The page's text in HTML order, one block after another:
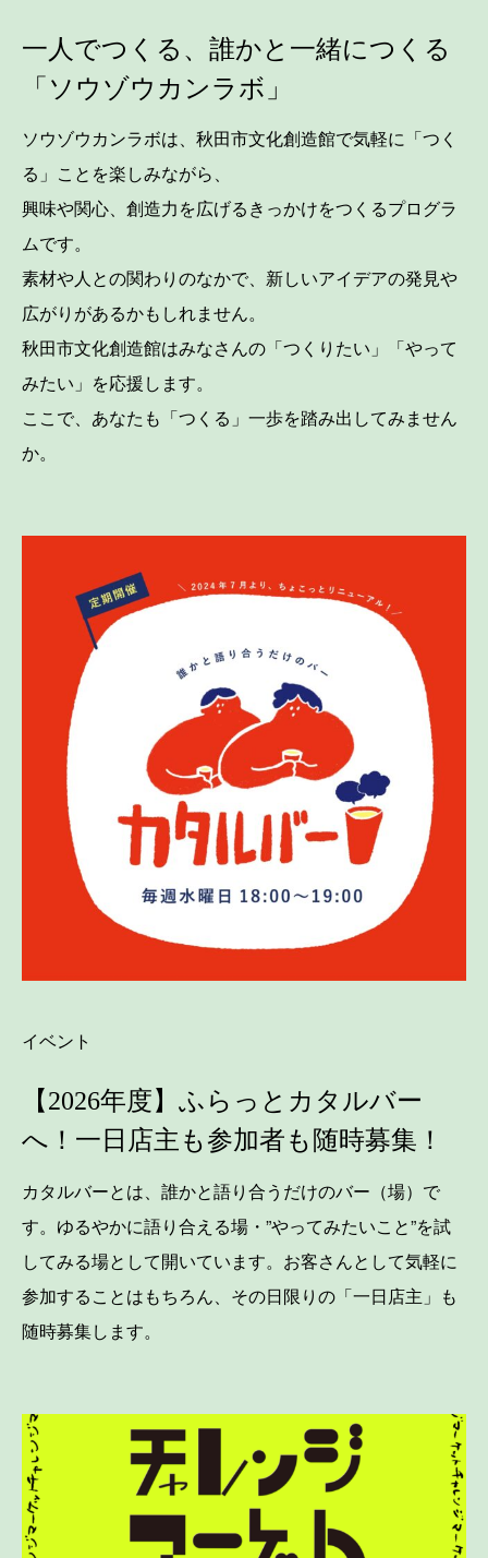
一人でつくる、誰かと一緒につくる
「ソウゾウカンラボ」
ソウゾウカンラボは、秋田市文化創造館で気軽に「つく
る」ことを楽しみながら、
興味や関心、創造力を広げるきっかけをつくるプログラ
ムです。
素材や人との関わりのなかで、新しいアイデアの発見や
広がりがあるかもしれません。
秋田市文化創造館はみなさんの「つくりたい」「やって
みたい」を応援します。
ここで、あなたも「つくる」一歩を踏み出してみません
か。
イベント
【2026年度】ふらっとカタルバー
へ！一日店主も参加者も随時募集！
カタルバーとは、誰かと語り合うだけのバー（場）で
す。ゆるやかに語り合える場・”やってみたいこと”を試
してみる場として開いています。お客さんとして気軽に
参加することはもちろん、その日限りの「一日店主」も
随時募集します。